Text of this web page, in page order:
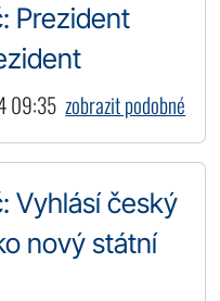
Prezident
09:35 zobrazit podobné
Vyhlásí český
nový státní